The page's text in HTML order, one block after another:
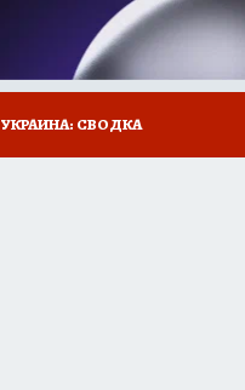
УКРАИНА: СВОДКА